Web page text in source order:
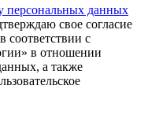
персональных данных
свое согласие
соответствии с
в отношении
а также